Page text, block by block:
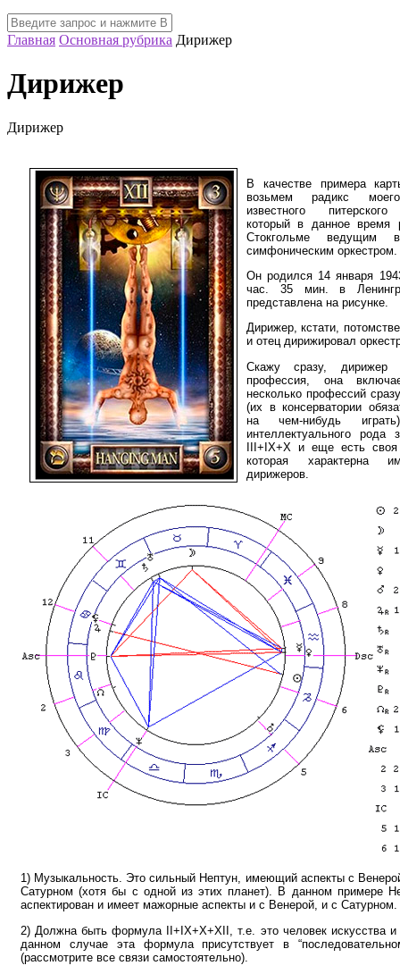
Главная Основная рубрика Дирижер
Дирижер
Дирижер
В качестве примера
возьмем радикс
известного
который в данное время
Стокгольме ведущим
симфоническим оркестром.
Он родился 14 января
час. 35 мин. в
представлена на рисунке.
Дирижер, кстати,
и отец дирижировал
Скажу сразу, дирижер
профессия, она
несколько профессий
(их в консерватории
на чем-нибудь
интеллектуального рода
III+IX+X и еще есть своя
которая характерна
дирижеров.
1) Музыкальность. Это сильный Нептун, имеющий аспекты с
Сатурном (хотя бы с одной из этих планет). В данном примере
аспектирован и имеет мажорные аспекты и с Венерой, и с Сатурном.
2) Должна быть формула II+IX+X+XII, т.е. это человек искусства
данном случае эта формула присутствует в
(рассмотрите все связи самостоятельно).